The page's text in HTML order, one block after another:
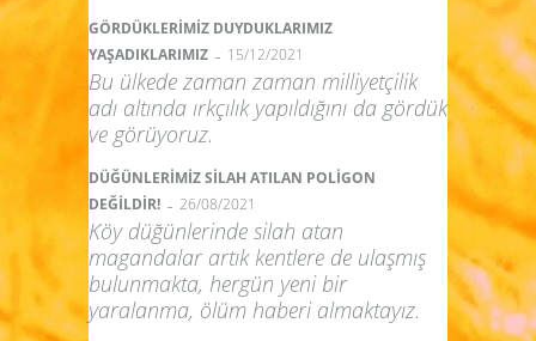
GÖRDÜKLERİMİZ DUYDUKLARIMIZ
YAŞADIKLARIMIZ - 15/12/2021
Bu ülkede zaman zaman milliyetçilik
adı altında ırkçılık yapıldığını da gördük
ve görüyoruz.
DÜĞÜNLERİMİZ SİLAH ATILAN POLİGON
DEĞİLDİR! - 26/08/2021
Köy düğünlerinde silah atan
magandalar artık kentlere de ulaşmış
bulunmakta, hergün yeni bir
yaralanma, ölüm haberi almaktayız.